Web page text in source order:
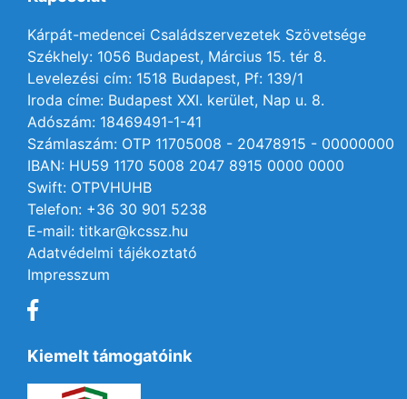
Kárpát-medencei Családszervezetek Szövetsége
Székhely: 1056 Budapest, Március 15. tér 8.
Levelezési cím: 1518 Budapest, Pf: 139/1
Iroda címe: Budapest XXI. kerület, Nap u. 8.
Adószám: 18469491-1-41
Számlaszám: OTP 11705008 - 20478915 - 00000000
IBAN: HU59 1170 5008 2047 8915 0000 0000
Swift: OTPVHUHB
Telefon: +36 30 901 5238
E-mail: titkar@kcssz.hu
Adatvédelmi tájékoztató
Impresszum
Kiemelt támogatóink